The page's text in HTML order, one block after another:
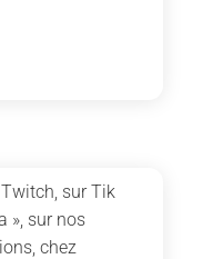
sur Tik
», sur nos
chez